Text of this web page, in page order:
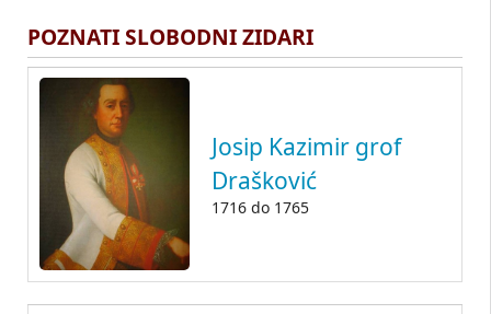
POZNATI SLOBODNI ZIDARI
Josip Kazimir grof
Drašković
1716 do 1765